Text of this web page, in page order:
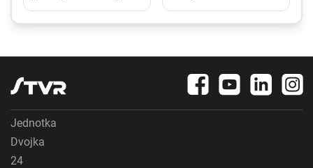
Jednotka
Dvojka
24